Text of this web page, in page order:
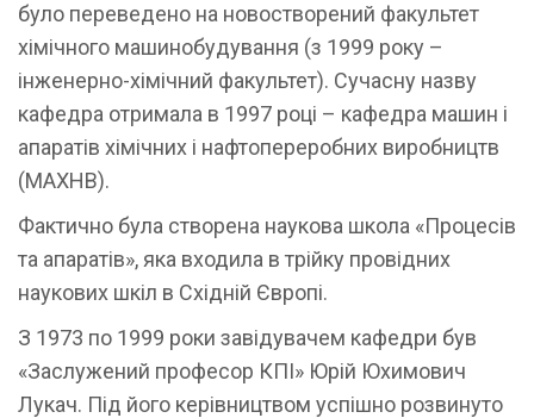
було переведено на новостворений факультет
хімічного машинобудування (з 1999 року –
інженерно-хімічний факультет). Сучасну назву
кафедра отримала в 1997 році – кафедра машин і
апаратів хімічних і нафтопереробних виробництв
(МАХНВ).
Фактично була створена наукова школа «Процесів
та апаратів», яка входила в трійку провідних
наукових шкіл в Східній Європі.
З 1973 по 1999 роки завідувачем кафедри був
«Заслужений професор КПІ» Юрій Юхимович
Лукач. Під його керівництвом успішно розвинуто